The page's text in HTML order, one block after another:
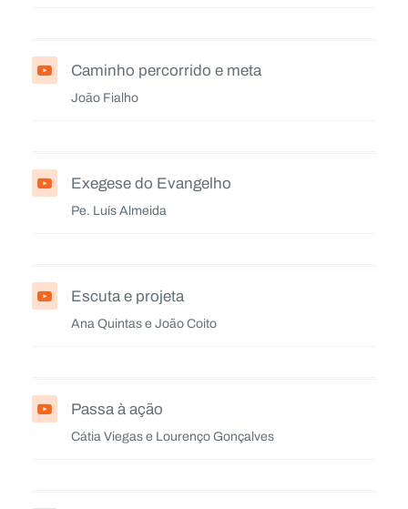
Caminho percorrido e meta
João Fialho
Exegese do Evangelho
Pe. Luís Almeida
Escuta e projeta
Ana Quintas e João Coito
Passa à ação
Cátia Viegas e Lourenço Gonçalves